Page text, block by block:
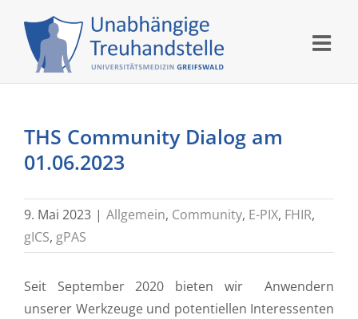
content
THS Community Dialog am
01.06.2023
9. Mai 2023 | Allgemein, Community, E-PIX, FHIR,
gICS, gPAS
Seit September 2020 bieten wir Anwendern
unserer Werkzeuge und potentiellen Interessenten